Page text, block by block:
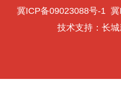
冀ICP备09023088号-1
技术支持： 长